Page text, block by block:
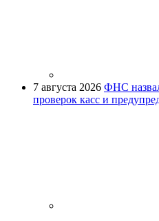
7 августа 2026 ФНС
проверок касс и